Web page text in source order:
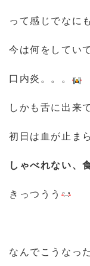
って感じでなに
今は何をしてい
口内炎。。。
しかも舌に出来
初日は血が止ま
しゃべれない、
きっつうう
なんでこうなっ